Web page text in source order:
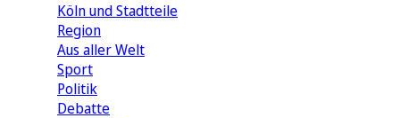
Köln und Stadtteile
Region
Aus aller Welt
Sport
Politik
Debatte